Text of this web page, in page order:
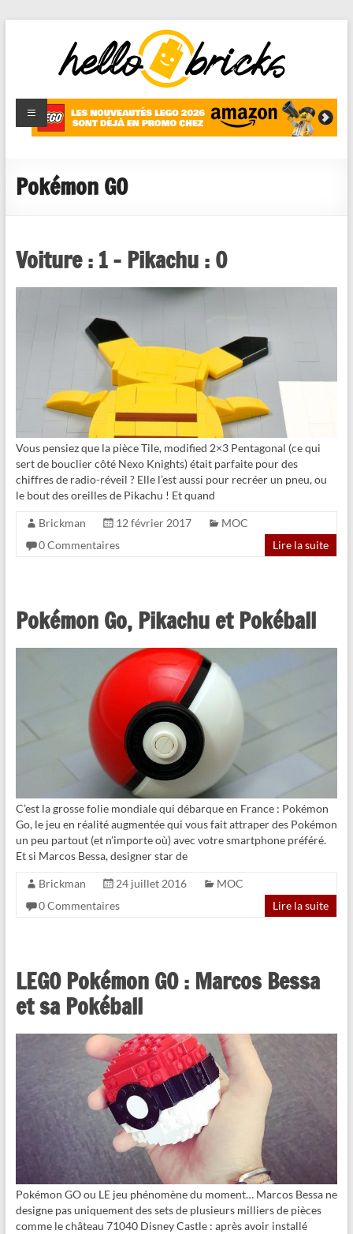
HelloBricks
Blog LEGO,
nouveaut�s
reviews
Pokémon GO
Voiture : 1 – Pikachu : 0
Vous pensiez que la pièce Tile, modified 2×3 Pentagonal (ce qui
sert de bouclier côté Nexo Knights) était parfaite pour des
chiffres de radio-réveil ? Elle l’est aussi pour recréer un pneu, ou
le bout des oreilles de Pikachu ! Et quand
Brickman 12 février 2017
MOC
0 Commentaires
Lire la suite
Pokémon Go, Pikachu et Pokéball
C’est la grosse folie mondiale qui débarque en France : Pokémon
Go, le jeu en réalité augmentée qui vous fait attraper des Pokémon
un peu partout (et n’importe où) avec votre smartphone préféré.
Et si Marcos Bessa, designer star de
Brickman 24 juillet 2016
MOC
0 Commentaires
Lire la suite
LEGO Pokémon GO : Marcos Bessa
et sa Pokéball
Pokémon GO ou LE jeu phénomène du moment… Marcos Bessa ne
designe pas uniquement des sets de plusieurs milliers de pièces
comme le château 71040 Disney Castle : après avoir installé